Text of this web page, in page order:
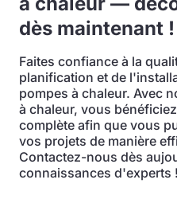
dès maintenant !
Faites confiance à la
planification et de
pompes à chaleur. Avec
à chaleur, vous
complète afin que vous
vos projets de manière
Contactez-nous dès
connaissances d'experts !